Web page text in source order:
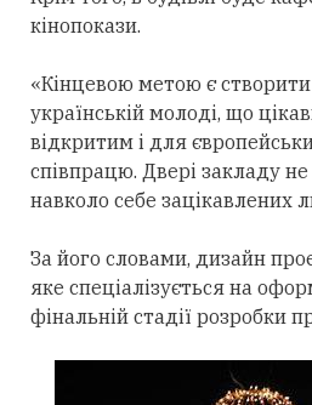
кінопокази.
«Кінцевою метою є
українській молоді, що
відкритим і для
співпрацю. Двері закладу
навколо себе зацікавлених
За його словами, дизайн
яке спеціалізується на
фінальній стадії розробки